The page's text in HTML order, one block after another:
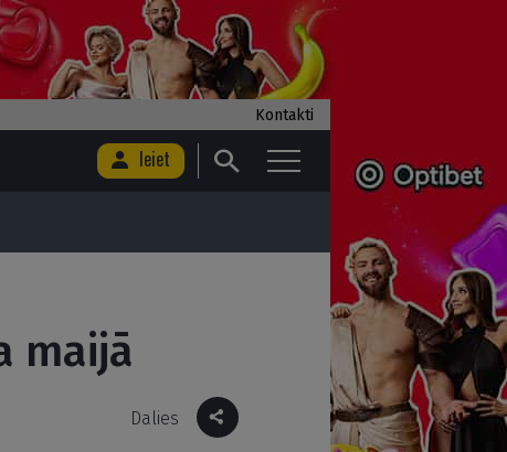
Kontakti
Ieiet
maijā
Dalies